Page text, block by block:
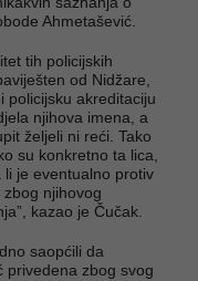
Ahmetašević.
tih policijskih
od Nidžare,
policijsku akreditaciju
njihova imena, a
željeli ni reći. Tako
su konkretno ta lica,
je eventualno protiv
njihovog
kazao je Čučak.
saopćili da
privedena zbog svog